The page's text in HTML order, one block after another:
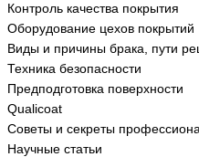
Контроль качества покрытия
Оборудование цехов покрытий
Виды и причины брака, пути
Техника безопасности
Предподготовка поверхности
Qualicoat
Советы и секреты
Научные статьи